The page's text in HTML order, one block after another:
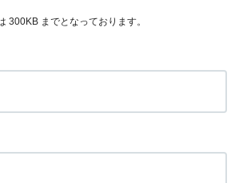
300KB までとなっております。